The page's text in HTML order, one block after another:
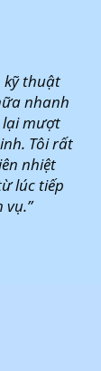
kỹ thuật
nhanh
lại mượt
Tôi rất
nhiệt
lúc tiếp